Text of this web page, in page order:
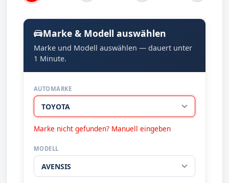
Marke & Modell auswählen
Marke und Modell auswählen — dauert unter
1 Minute.
AUTOMARKE
Marke nicht gefunden? Manuell eingeben
MODELL